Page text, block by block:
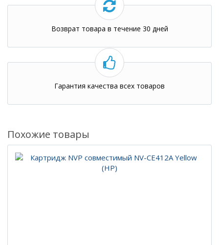
Возврат товара в течение 30 дней
Гарантия качества всех товаров
Похожие товары